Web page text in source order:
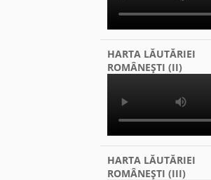
HARTA LĂUTĂRIEI
ROMÂNEŞTI (II)
HARTA LĂUTĂRIEI
ROMÂNEŞTI (III)